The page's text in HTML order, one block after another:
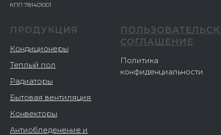
КПП 781401001
ПРОДУКЦИЯ
Кондиционеры
Теплый пол
Радиаторы
Бытовая вентиляция
Конвекторы
Антиобледенение и
СОГЛАШЕНИЕ
Политика
конфиденциальности